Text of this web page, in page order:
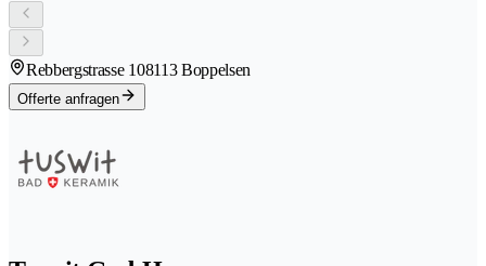
Rebbergstrasse 108113 Boppelsen
Offerte anfragen